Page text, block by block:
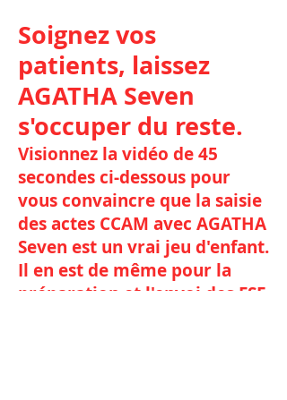
Soignez vos
patients, laissez
AGATHA Seven
s'occuper du reste.
Visionnez la vidéo de 45
secondes ci-dessous pour
vous convaincre que la saisie
des actes CCAM avec AGATHA
Seven est un vrai jeu d'enfant.
Il en est de même pour la
préparation et l'envoi des FSE